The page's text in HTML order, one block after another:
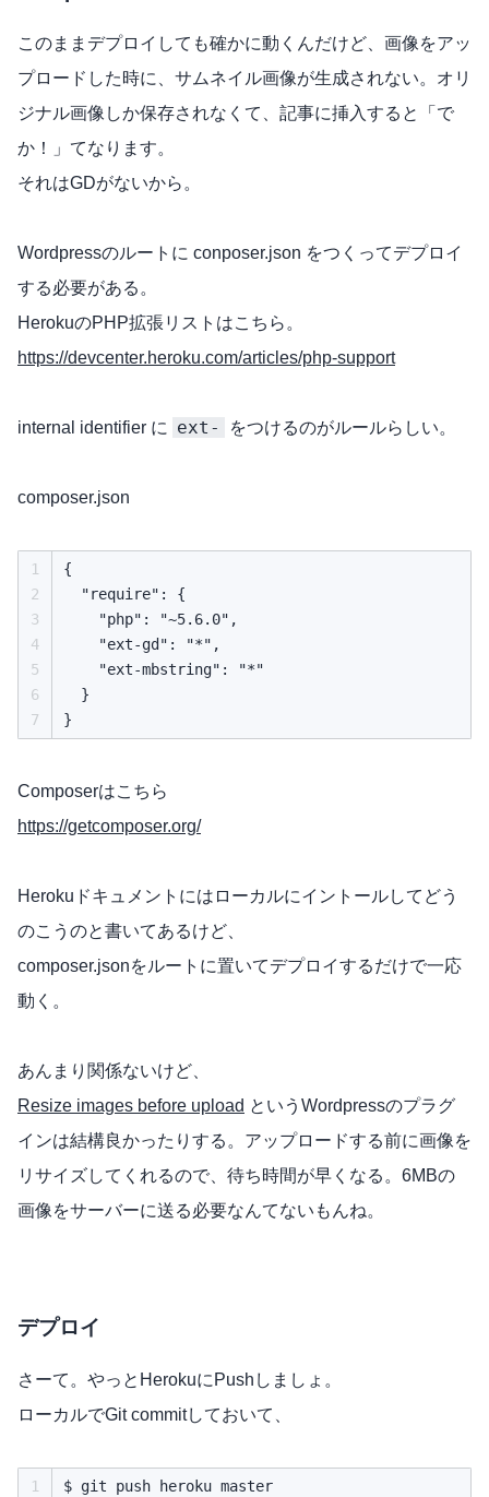
このままデプロイしても確かに動くんだけど、画像をアッ
プロードした時に、サムネイル画像が生成されない。オリ
ジナル画像しか保存されなくて、記事に挿入すると「で
か！」てなります。
それはGDがないから。
Wordpressのルートに conposer.json をつくってデプロイ
する必要がある。
HerokuのPHP拡張リストはこちら。
https://devcenter.heroku.com/articles/php-support
internal identifier に ext- をつけるのがルールらしい。
composer.json
1
2
3
4
5
6
7
{
  "require": {
    "php": "~5.6.0",
    "ext-gd": "*",
    "ext-mbstring": "*"
  }
Composerはこちら
https://getcomposer.org/
Herokuドキュメントにはローカルにイントールしてどう
のこうのと書いてあるけど、
composer.jsonをルートに置いてデプロイするだけで一応
動く。
あんまり関係ないけど、
Resize images before upload というWordpressのプラグ
インは結構良かったりする。アップロードする前に画像を
リサイズしてくれるので、待ち時間が早くなる。6MBの
画像をサーバーに送る必要なんてないもんね。
デプロイ
さーて。やっとHerokuにPushしましょ。
ローカルでGit commitしておいて、
1